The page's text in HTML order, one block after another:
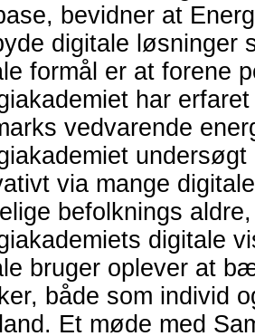
bevidner at
digitale løsninger
formål er at forene
har
vedvarende
via mange
befolknings
digitale
bruger oplever at
både som individ
Et møde med